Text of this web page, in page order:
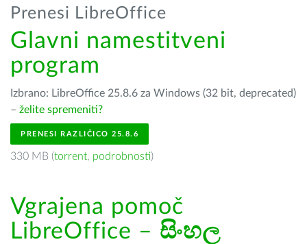
Prenesi LibreOffice
Glavni namestitveni
program
Izbrano: LibreOffice 25.8.6 za Windows (32 bit, deprecated)
– želite spremeniti?
PRENESI RAZLIČICO 25.8.6
330 MB (torrent, podrobnosti)
Vgrajena pomoč
LibreOffice – සිංහල